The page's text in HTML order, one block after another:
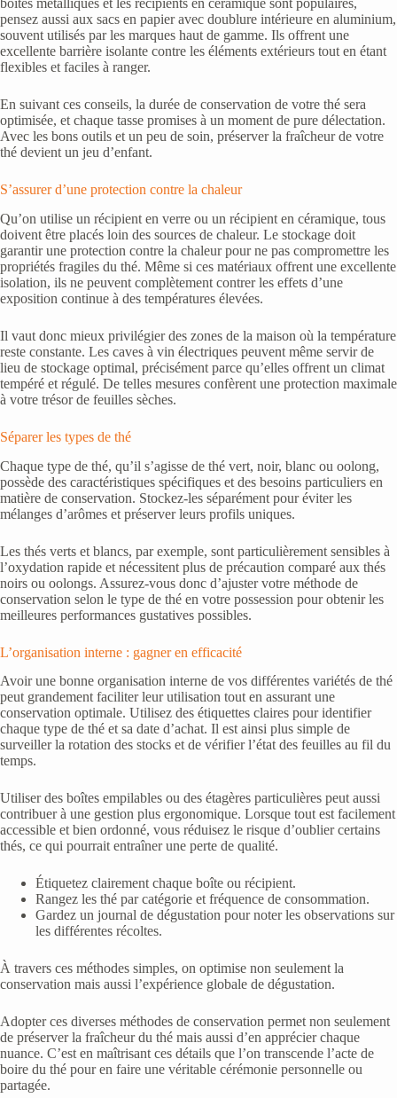
boîtes métalliques et les récipients en céramique sont populaires,
pensez aussi aux sacs en papier avec doublure intérieure en aluminium,
souvent utilisés par les marques haut de gamme. Ils offrent une
excellente barrière isolante contre les éléments extérieurs tout en étant
flexibles et faciles à ranger.
En suivant ces conseils, la durée de conservation de votre thé sera
optimisée, et chaque tasse promises à un moment de pure délectation.
Avec les bons outils et un peu de soin, préserver la fraîcheur de votre
thé devient un jeu d’enfant.
S’assurer d’une protection contre la chaleur
Qu’on utilise un récipient en verre ou un récipient en céramique, tous
doivent être placés loin des sources de chaleur. Le stockage doit
garantir une protection contre la chaleur pour ne pas compromettre les
propriétés fragiles du thé. Même si ces matériaux offrent une excellente
isolation, ils ne peuvent complètement contrer les effets d’une
exposition continue à des températures élevées.
Il vaut donc mieux privilégier des zones de la maison où la température
reste constante. Les caves à vin électriques peuvent même servir de
lieu de stockage optimal, précisément parce qu’elles offrent un climat
tempéré et régulé. De telles mesures confèrent une protection maximale
à votre trésor de feuilles sèches.
Séparer les types de thé
Chaque type de thé, qu’il s’agisse de thé vert, noir, blanc ou oolong,
possède des caractéristiques spécifiques et des besoins particuliers en
matière de conservation. Stockez-les séparément pour éviter les
mélanges d’arômes et préserver leurs profils uniques.
Les thés verts et blancs, par exemple, sont particulièrement sensibles à
l’oxydation rapide et nécessitent plus de précaution comparé aux thés
noirs ou oolongs. Assurez-vous donc d’ajuster votre méthode de
conservation selon le type de thé en votre possession pour obtenir les
meilleures performances gustatives possibles.
L’organisation interne : gagner en efficacité
Avoir une bonne organisation interne de vos différentes variétés de thé
peut grandement faciliter leur utilisation tout en assurant une
conservation optimale. Utilisez des étiquettes claires pour identifier
chaque type de thé et sa date d’achat. Il est ainsi plus simple de
surveiller la rotation des stocks et de vérifier l’état des feuilles au fil du
temps.
Utiliser des boîtes empilables ou des étagères particulières peut aussi
contribuer à une gestion plus ergonomique. Lorsque tout est facilement
accessible et bien ordonné, vous réduisez le risque d’oublier certains
thés, ce qui pourrait entraîner une perte de qualité.
Étiquetez clairement chaque boîte ou récipient.
Rangez les thé par catégorie et fréquence de consommation.
Gardez un journal de dégustation pour noter les observations sur
les différentes récoltes.
À travers ces méthodes simples, on optimise non seulement la
conservation mais aussi l’expérience globale de dégustation.
Adopter ces diverses méthodes de conservation permet non seulement
de préserver la fraîcheur du thé mais aussi d’en apprécier chaque
nuance. C’est en maîtrisant ces détails que l’on transcende l’acte de
boire du thé pour en faire une véritable cérémonie personnelle ou
partagée.